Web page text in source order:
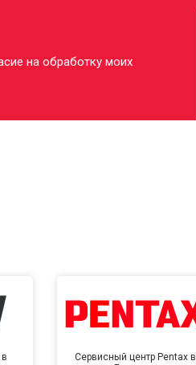
на обработку моих
Сервисный центр Pentax в